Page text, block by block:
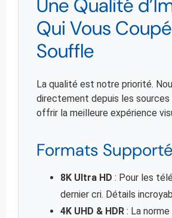
Une Qualité
Qui Vous
Souffle
La qualité est notre priorité.
directement depuis les sources
offrir la meilleure expérience
Formats
8K Ultra HD : Pour les
dernier cri. Détails
4K UHD & HDR : La